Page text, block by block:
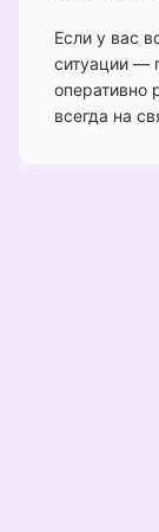
Если у вас
ситуации —
оперативно
всегда на